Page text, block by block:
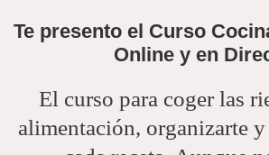
Te presento el Curso
Online y en
El curso para coger las
alimentación, organizarte